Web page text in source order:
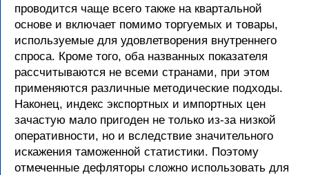
проводится чаще всего также на квартальной
основе и включает помимо торгуемых и товары,
используемые для удовлетворения внутреннего
спроса. Кроме того, оба названных показателя
рассчитываются не всеми странами, при этом
применяются различные методические подходы.
Наконец, индекс экспортных и импортных цен
зачастую мало пригоден не только из-за низкой
оперативности, но и вследствие значительного
искажения таможенной статистики. Поэтому
отмеченные дефляторы сложно использовать для